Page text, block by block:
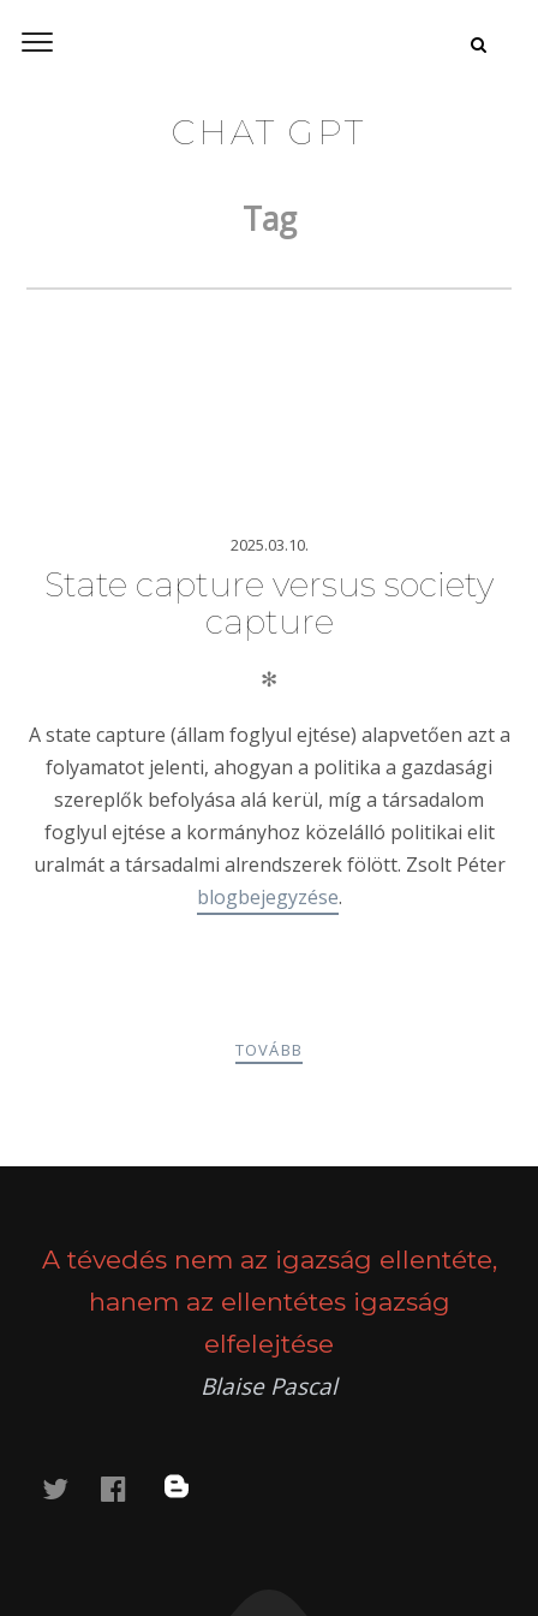
CHAT GPT
Tag
2025.03.10.
State capture versus society
capture
✻
A state capture (állam foglyul ejtése) alapvetően azt a
folyamatot jelenti, ahogyan a politika a gazdasági
szereplők befolyása alá kerül, míg a társadalom
foglyul ejtése a kormányhoz közelálló politikai elit
uralmát a társadalmi alrendszerek fölött. Zsolt Péter
blogbejegyzése.
TOVÁBB
A tévedés nem az igazság ellentéte,
hanem az ellentétes igazság
elfelejtése
Blaise Pascal
twitterfacebook
blog